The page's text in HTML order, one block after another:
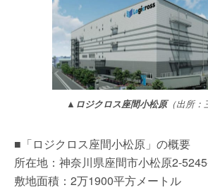
▲ ロジクロス座間小松原（出所：
■「ロジクロス座間小松原」の概要
所在地：神奈川県座間市小松原2-
敷地面積：2万1900平方メートル